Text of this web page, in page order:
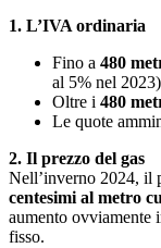
1. L’IVA ordinaria
Fino a 480
al 5% nel
Oltre i 480
Le quote
2. Il prezzo del gas
Nell’inverno 2024, il
centesimi al metro
aumento ovviamente
fisso.